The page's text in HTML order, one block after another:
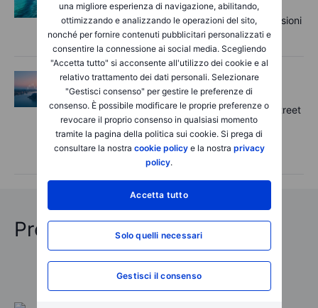
una migliore esperienza di navigazione, abilitando,
ottimizzando e analizzando le operazioni del sito,
nonché per fornire contenuti pubblicitari personalizzati e
consentire la connessione ai social media. Scegliendo
"Accetta tutto" si acconsente all'utilizzo dei cookie e al
relativo trattamento dei dati personali. Selezionare
"Gestisci consenso" per gestire le preferenze di
consenso. È possibile modificare le proprie preferenze o
revocare il proprio consenso in qualsiasi momento
tramite la pagina della politica sui cookie. Si prega di
consultare la nostra cookie policye la nostra privacy
policy.
Accetta tutto
Solo quelli necessari
Gestisci il consenso
11:55
Options Brief - Rally delle mega-cap, tensioni
sui semiconduttori - 4 agosto 2026
Macro
Martedì 04 agosto 2026, ore
06:26
Rapida panoramica del mercato – Wall Street
sfiora un nuovo massimo storico mentre
persistono le tensioni sui titoli asiatici dei
semiconduttori – 4 agosto 2026
Previsioni Oltraggiose 2026